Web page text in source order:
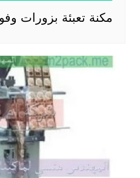
مكنة تعبئة بزورات